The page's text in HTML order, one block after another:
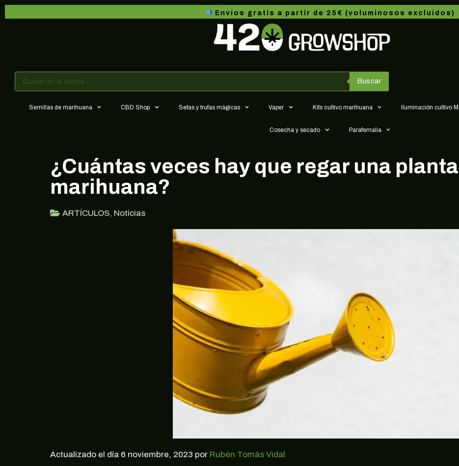
Envíos gratis a partir de 25€ (voluminosos excluidos)
Buscar
Semillas de marihuana CBD Shop Setas y trufas mágicas Vaper Kits cultivo marihuana Iluminación cultivo
Cosecha y secado Parafernalia
¿Cuántas veces hay que regar una
marihuana?
ARTÍCULOS, Noticias
Actualizado el día 6 noviembre, 2023 por Rubén Tomás Vidal